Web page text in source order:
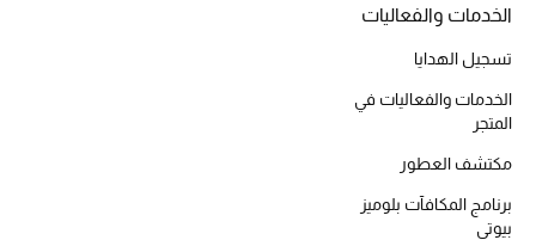
أبرز الحقائب
تسوقوا الحقائب
الخدمات والفعاليات
تسجيل الهدايا
الخدمات والفعاليات في
المتجر
مكتشف العطور
برنامج المكافآت بلوميز
بيوتي